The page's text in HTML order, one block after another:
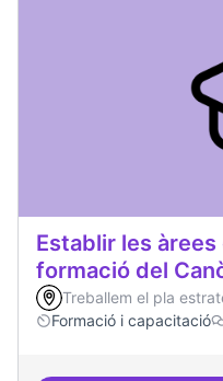
Establir les
formació del
Treballem el pla
Formació i capacitació